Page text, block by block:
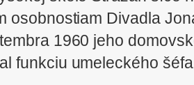
osobnostiam Divadla
1960 jeho
funkciu umeleckého